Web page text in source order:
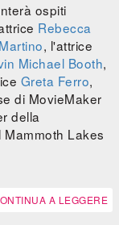
ospiti
Rebecca
, l'attrice
Michael Booth,
Greta Ferro,
di MovieMaker
della
Lakes
A LEGGERE